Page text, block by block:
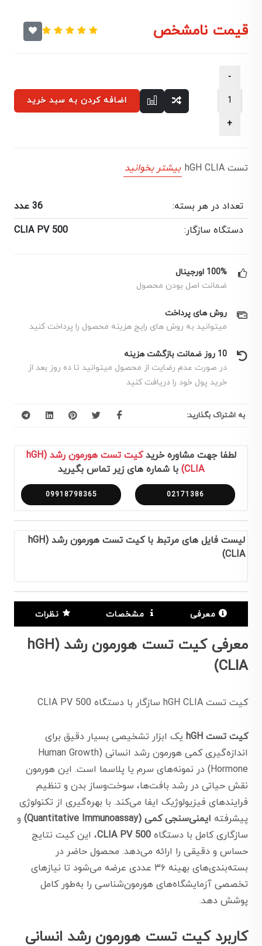
قیمت نامشخص
اضافه کردن به سبد خرید
تست hGH CLIA بیشتر بخوانید
تعداد در هر بسته:
36 عدد
دستگاه سازگار:
CLIA PV 500
100% اورجینال
ضمانت اصل بودن محصول
روش های پرداخت
میتوانید به روش های رایج هزینه محصول را پرداخت کنید
10 روز ضمانت بازگشت هزینه
در صورت عدم رضایت از محصول میتوانید تا ده روز بعد از
خرید پول خود را دریافت کنید
به اشتراک بگذارید:
لطفا جهت مشاوره خرید
کیت تست هورمون رشد (hGH
CLIA) با شماره های زیر تماس بگیرید
02171386
09918798365
لیست فایل های مرتبط با کیت تست هورمون رشد (hGH
CLIA)
معرفی مشخصات نظرات
معرفی کیت تست هورمون رشد (hGH
CLIA)
کیت تست hGH CLIA سازگار با دستگاه CLIA PV 500
کیت تست hGH
یک ابزار تشخیصی بسیار دقیق برای
اندازه‌گیری کمی هورمون رشد انسانی (Human Growth
Hormone) در نمونه‌های سرم یا پلاسما است. این هورمون
نقش حیاتی در رشد بافت‌ها، سوخت‌وساز بدن و تنظیم
فرایندهای فیزیولوژیک ایفا می‌کند. با بهره‌گیری از تکنولوژی
پیشرفته ایمنی‌سنجی کمی (Quantitative Immunoassay)
و
سازگاری کامل با دستگاه CLIA PV 500، این کیت نتایج
حساس و دقیقی را ارائه می‌دهد. محصول حاضر در
بسته‌بندی‌های بهینه ۳۶ عددی عرضه می‌شود تا نیازهای
تخصصی آزمایشگاه‌های هورمون‌شناسی را به‌طور کامل
پوشش دهد.
کاربرد کیت تست هورمون رشد انسانی